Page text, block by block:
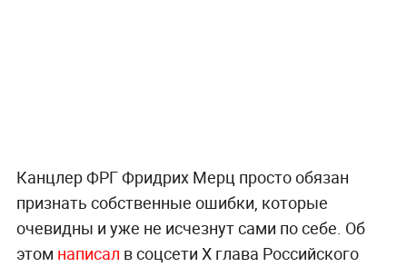
Канцлер ФРГ Фридрих Мерц просто обязан
признать собственные ошибки, которые
очевидны и уже не исчезнут сами по себе. Об
этом написал в соцсети Х глава Российского